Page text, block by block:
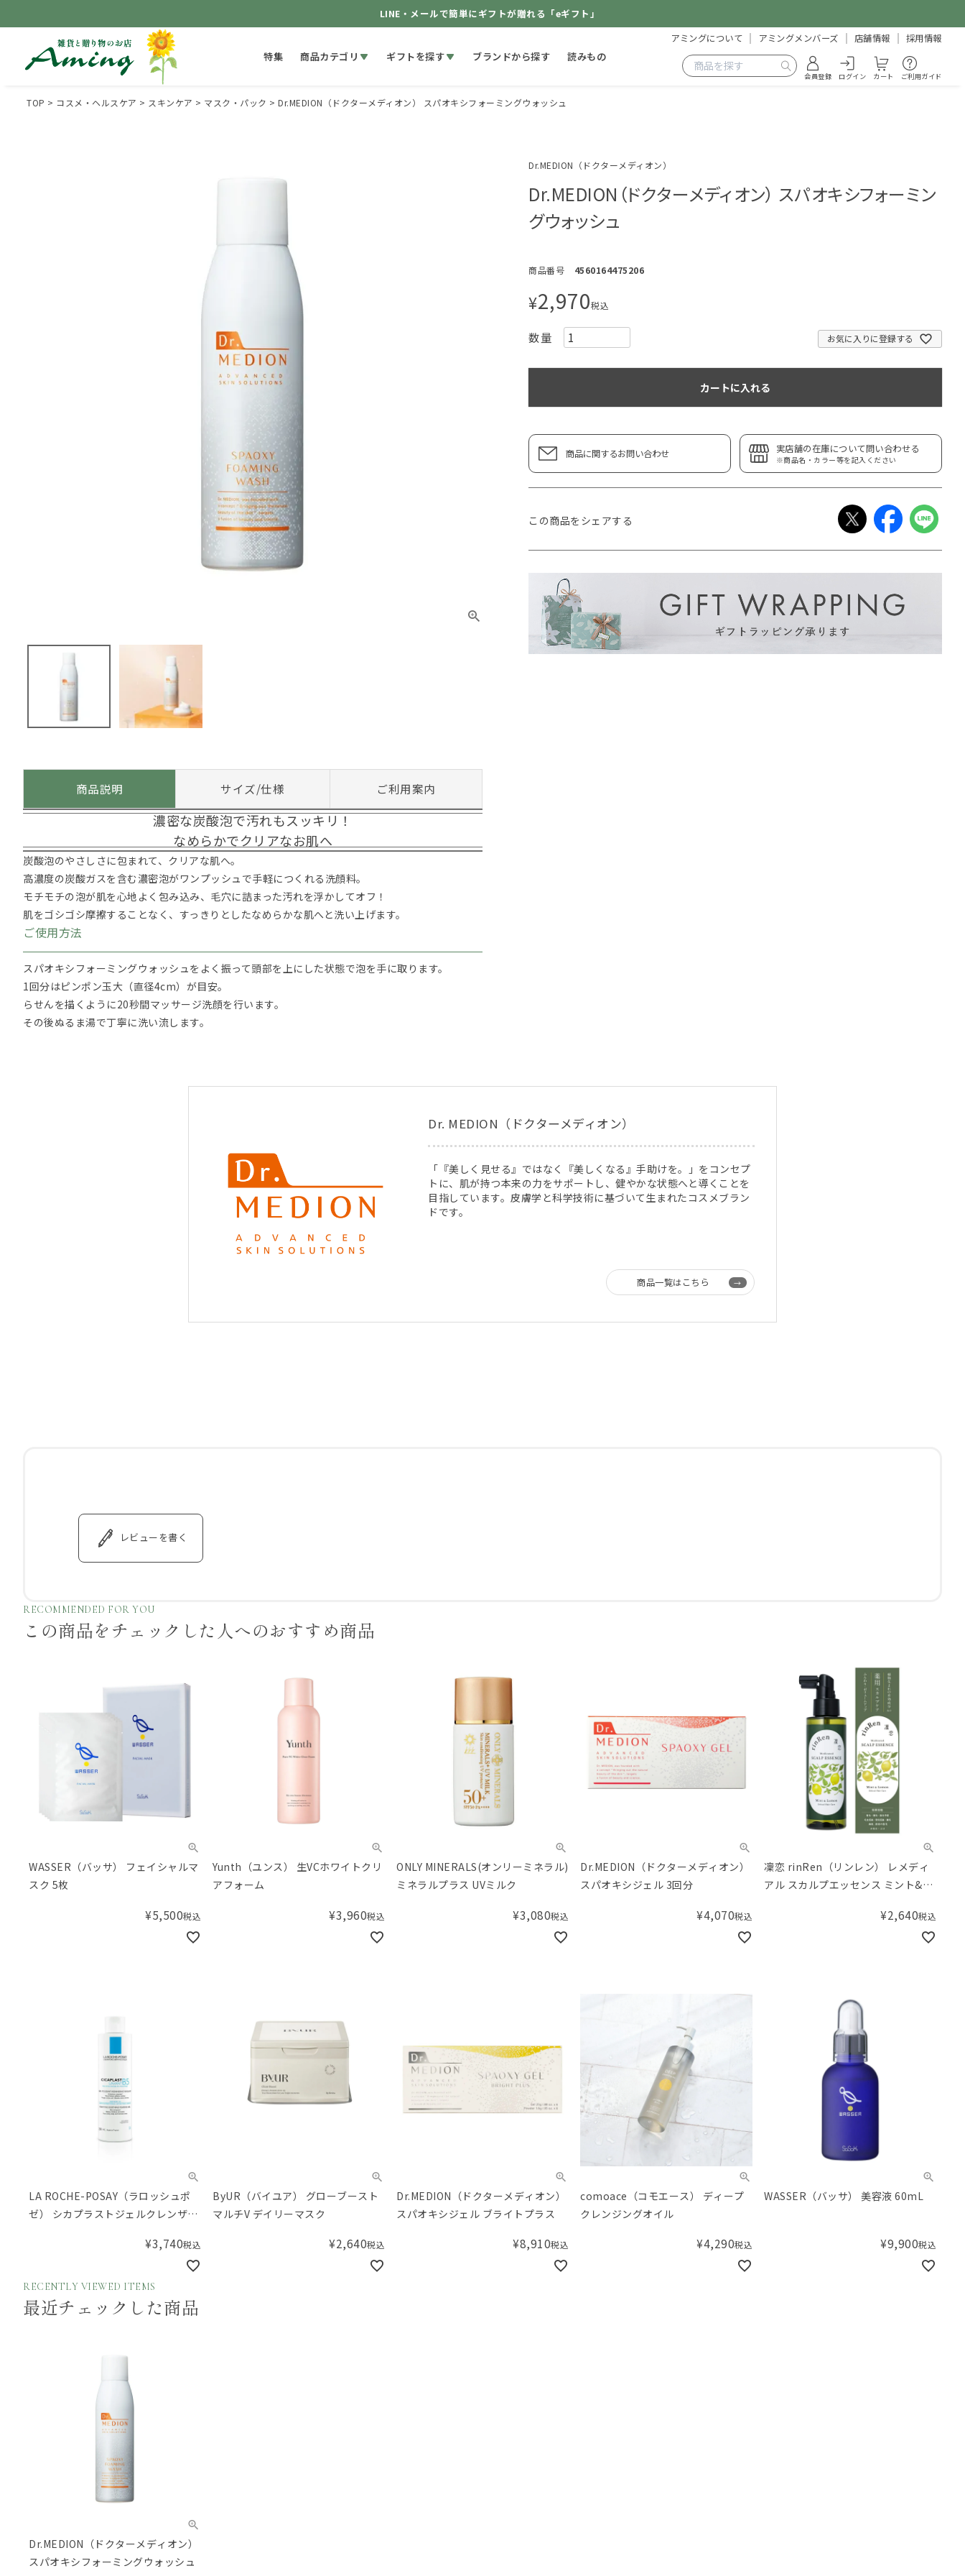
LINE・メールで簡単にギフトが贈れる「eギフト」
特集 商品カテゴリ ギフトを探す ブランドから探す 読みもの
アミングについて アミングメンバーズ 店舗情報 採用情報
会員登録 ログイン カート ご利用ガイド
TOP コスメ・ヘルスケア スキンケア マスク・パック Dr.MEDION（ドクターメディオン） スパオキシフォーミングウォッシュ
商品説明 サイズ/仕様 ご利用案内
濃密な炭酸泡で汚れもスッキリ！
なめらかでクリアなお肌へ
炭酸泡のやさしさに包まれて、クリアな肌へ。
高濃度の炭酸ガスを含む濃密泡がワンプッシュで手軽につくれる洗顔料。
モチモチの泡が肌を心地よく包み込み、毛穴に詰まった汚れを浮かしてオフ！
肌をゴシゴシ摩擦することなく、すっきりとしたなめらかな肌へと洗い上げます。
ご使用方法
スパオキシフォーミングウォッシュをよく振って頭部を上にした状態で泡を手に取ります。
1回分はピンポン玉大（直径4cm）が目安。
らせんを描くように20秒間マッサージ洗顔を行います。
その後ぬるま湯で丁寧に洗い流します。
Dr.MEDION（ドクターメディオン）
Dr.MEDION（ドクターメディオン） スパオキシフォーミン
グウォッシュ
商品番号 4560164475206
¥2,970税込
お気に入りに登録する
カートに入れる
商品に関するお問い合わせ 実店舗の在庫について問い合わせる
※商品名・カラー等を記入ください
この商品をシェアする
Dr. MEDION（ドクターメディオン）
「『美しく見せる』ではなく『美しくなる』手助けを。」をコンセプ
トに、肌が持つ本来の力をサポートし、健やかな状態へと導くことを
目指しています。皮膚学と科学技術に基づいて生まれたコスメブラン
ドです。
商品一覧はこちら
レビューを書く
RECOMMENDED FOR YOU
この商品をチェックした 人へのおすすめ商品
WASSER（バッサ） フェイシャルマ
スク 5枚
¥5,500税込
Yunth（ユンス） 生VCホワイトクリ
アフォーム
¥3,960税込
ONLY MINERALS(オンリーミネラル)
ミネラルプラス UVミルク
¥3,080税込
Dr.MEDION（ドクターメディオン）
スパオキシジェル 3回分
¥4,070税込
凜恋 rinRen（リンレン） レメディ
アル スカルプエッセンス ミント&レ
¥2,640税込
LA ROCHE-POSAY（ラロッシュポ
ゼ） シカプラストジェルクレンザー
¥3,740税込
ByUR（バイユア） グローブースト
マルチV デイリーマスク
¥2,640税込
Dr.MEDION（ドクターメディオン）
スパオキシジェル ブライトプラス
¥8,910税込
comoace（コモエース） ディープ
クレンジングオイル
¥4,290税込
WASSER（バッサ） 美容液 60mL
¥9,900税込
RECENTLY VIEWED ITEMS
最近チェックした商品
Dr.MEDION（ドクターメディオン）
スパオキシフォーミングウォッシュ